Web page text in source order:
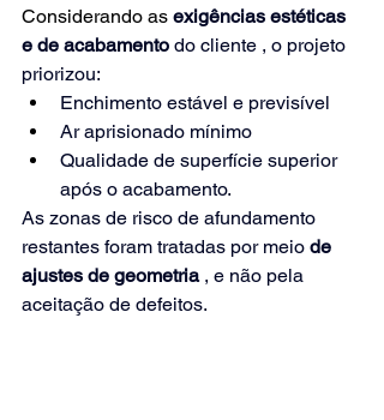
Considerando as exigências estéticas
e de acabamento do cliente , o projeto
priorizou:
Enchimento estável e previsível
Ar aprisionado mínimo
Qualidade de superfície superior
após o acabamento.
As zonas de risco de afundamento
restantes foram tratadas por meio de
ajustes de geometria , e não pela
aceitação de defeitos.